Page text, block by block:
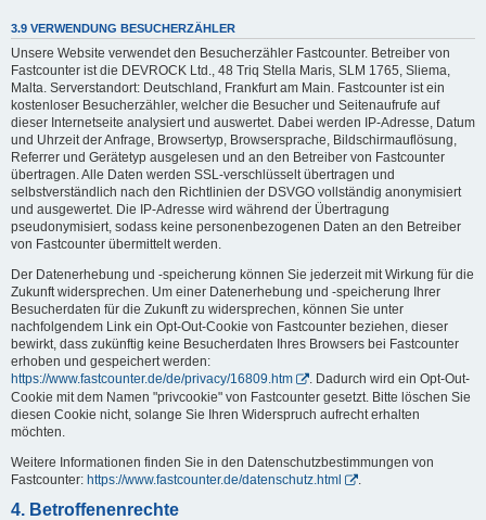
3.9 VERWENDUNG BESUCHERZÄHLER
Unsere Website verwendet den Besucherzähler Fastcounter. Betreiber von
Fastcounter ist die DEVROCK Ltd., 48 Triq Stella Maris, SLM 1765, Sliema,
Malta. Serverstandort: Deutschland, Frankfurt am Main. Fastcounter ist ein
kostenloser Besucherzähler, welcher die Besucher und Seitenaufrufe auf
dieser Internetseite analysiert und auswertet. Dabei werden IP-Adresse, Datum
und Uhrzeit der Anfrage, Browsertyp, Browsersprache, Bildschirmauflösung,
Referrer und Gerätetyp ausgelesen und an den Betreiber von Fastcounter
übertragen. Alle Daten werden SSL-verschlüsselt übertragen und
selbstverständlich nach den Richtlinien der DSVGO vollständig anonymisiert
und ausgewertet. Die IP-Adresse wird während der Übertragung
pseudonymisiert, sodass keine personenbezogenen Daten an den Betreiber
von Fastcounter übermittelt werden.
Der Datenerhebung und -speicherung können Sie jederzeit mit Wirkung für die
Zukunft widersprechen. Um einer Datenerhebung und -speicherung Ihrer
Besucherdaten für die Zukunft zu widersprechen, können Sie unter
nachfolgendem Link ein Opt-Out-Cookie von Fastcounter beziehen, dieser
bewirkt, dass zukünftig keine Besucherdaten Ihres Browsers bei Fastcounter
erhoben und gespeichert werden:
https://www.fastcounter.de/de/privacy/16809.htm
. Dadurch wird ein Opt-Out-
Cookie mit dem Namen "privcookie" von Fastcounter gesetzt. Bitte löschen Sie
diesen Cookie nicht, solange Sie Ihren Widerspruch aufrecht erhalten
möchten.
Weitere Informationen finden Sie in den Datenschutzbestimmungen von
Fastcounter: https://www.fastcounter.de/datenschutz.html
4. Betroffenenrechte